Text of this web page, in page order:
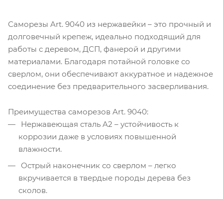
Саморезы Art. 9040 из нержавейки – это прочный и
долговечный крепеж, идеально подходящий для
работы с деревом, ДСП, фанерой и другими
материалами. Благодаря потайной головке со
сверлом, они обеспечивают аккуратное и надежное
соединение без предварительного засверливания.
Преимущества саморезов Art. 9040:
Нержавеющая сталь A2 – устойчивость к
коррозии даже в условиях повышенной
влажности.
Острый наконечник со сверлом – легко
вкручивается в твердые породы дерева без
сколов.